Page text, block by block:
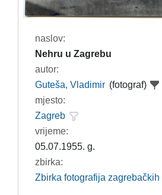
naslov:
Nehru u Zagrebu
autor:
Guteša, Vladimir (fotograf)
mjesto:
Zagreb
vrijeme:
05.07.1955. g.
zbirka:
Zbirka fotografija